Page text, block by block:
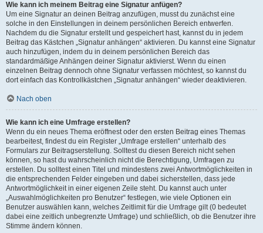
Wie kann ich meinem Beitrag eine Signatur anfügen?
Um eine Signatur an deinen Beitrag anzufügen, musst du zunächst eine
solche in den Einstellungen in deinem persönlichen Bereich entwerfen.
Nachdem du die Signatur erstellt und gespeichert hast, kannst du in jedem
Beitrag das Kästchen „Signatur anhängen“ aktivieren. Du kannst eine Signatur
auch hinzufügen, indem du in deinem persönlichen Bereich das
standardmäßige Anhängen deiner Signatur aktivierst. Wenn du einen
einzelnen Beitrag dennoch ohne Signatur verfassen möchtest, so kannst du
dort einfach das Kontrollkästchen „Signatur anhängen“ wieder deaktivieren.
Nach oben
Wie kann ich eine Umfrage erstellen?
Wenn du ein neues Thema eröffnest oder den ersten Beitrag eines Themas
bearbeitest, findest du ein Register „Umfrage erstellen“ unterhalb des
Formulars zur Beitragserstellung. Solltest du diesen Bereich nicht sehen
können, so hast du wahrscheinlich nicht die Berechtigung, Umfragen zu
erstellen. Du solltest einen Titel und mindestens zwei Antwortmöglichkeiten in
die entsprechenden Felder eingeben und dabei sicherstellen, dass jede
Antwortmöglichkeit in einer eigenen Zeile steht. Du kannst auch unter
„Auswahlmöglichkeiten pro Benutzer“ festlegen, wie viele Optionen ein
Benutzer auswählen kann, welches Zeitlimit für die Umfrage gilt (0 bedeutet
dabei eine zeitlich unbegrenzte Umfrage) und schließlich, ob die Benutzer ihre
Stimme ändern können.